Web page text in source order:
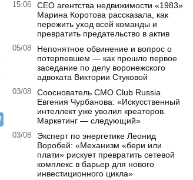
15:06
CEO агентства недвижимости «1983»
Марина Коротова рассказала, как
пережить уход всей команды и
превратить предательство в актив
05/08
Непонятное обвинение и вопрос о
потерпевшем — как прошло первое
заседание по делу воронежского
адвоката Виктории Стуковой
03/08
Сооснователь CMO Club Russia
Евгения Чурбанова: «Искусственный
интеллект уже уволил креаторов.
Маркетинг — следующий»
03/08
Эксперт по энергетике Леонид
Воробей: «Механизм «бери или
плати» рискует превратить сетевой
комплекс в барьер для нового
инвестиционного цикла»